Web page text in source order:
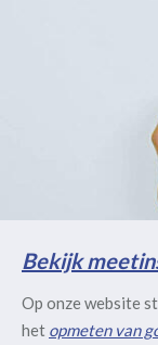
Bekijk
Op onze website
het opmeten van